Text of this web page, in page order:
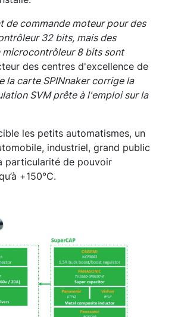
de commande moteur pour des
32 bits, mais des
microcontrôleur 8 bits sont
des centres d'excellence de
la carte SPINnaker corrige la
SVM prête à l'emploi sur la
les petits automatismes, un
industriel, grand public
particularité de pouvoir
+150°C.